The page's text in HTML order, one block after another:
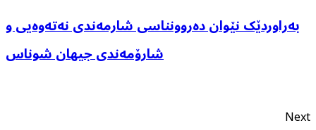
بەراوردێک نێوان دەروونناسی شارمەندی نەتەوەیی و
شارۆمەندی جیهان شوناس
Next